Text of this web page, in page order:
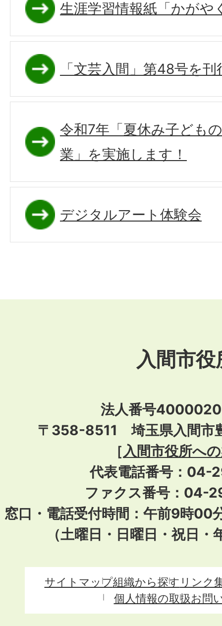
生涯学習情報紙「かがや
「文芸入間」第48号を
令和7年「夏休み子ども
業」を実施します！
デジタルアート体験会
入間市役
法人番号
〒358-8511 埼玉県入間市
［ 入間市役所へ
代表電話番号：04-
ファクス番号：04-
窓口・電話受付時間：午前9時00
（土曜日・日曜日・祝日
サイトマップ組織から探す リンク
個人情報の取扱お問